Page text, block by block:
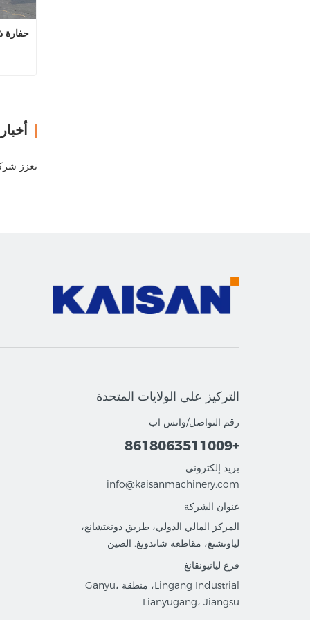
حفارة ذات 4 عجلات
التركيز على الولايات المتحدة
رقم التواصل/واتس اب
+8618063511009
بريد إلكتروني
info@kaisanmachinery.com
عنوان الشركة
المركز المالي الدولي، طريق دونغتشانغ،
لياوتشنغ، مقاطعة شاندونغ. الصين
فرع ليانيونقانغ
Lingang Industrial، منطقة Ganyu،
Lianyugang، Jiangsu